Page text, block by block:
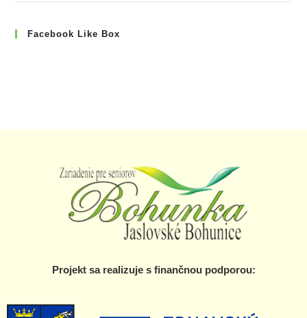
Facebook Like Box
Projekt sa realizuje s finančnou podporou: